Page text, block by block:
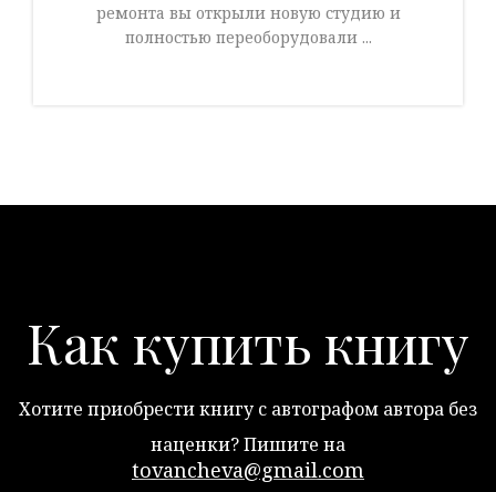
ремонта вы открыли новую студию и
полностью переоборудовали ...
Как купить книгу
Хотите приобрести книгу с автографом автора без
наценки? Пишите на
tovancheva@gmail.com